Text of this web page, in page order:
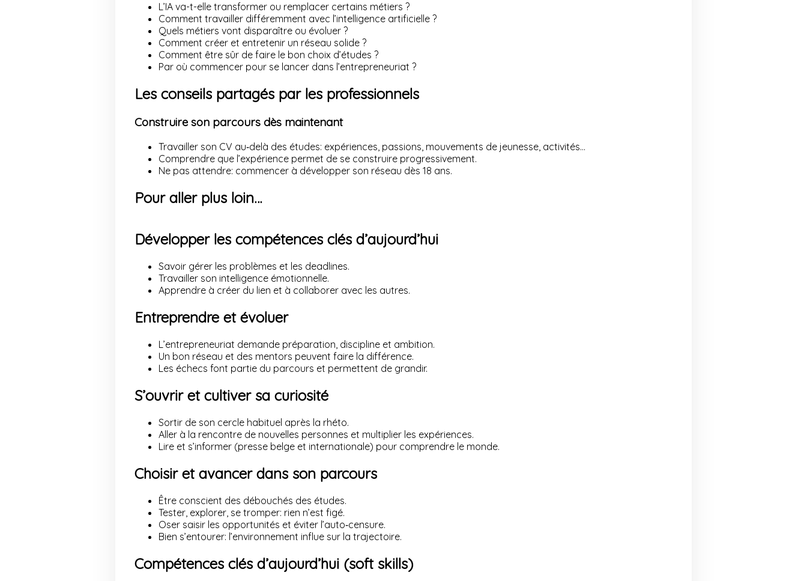
L’IA va-t-elle transformer ou remplacer certains métiers ?
Comment travailler différemment avec l’intelligence artificielle ?
Quels métiers vont disparaître ou évoluer ?
Comment créer et entretenir un réseau solide ?
Comment être sûr de faire le bon choix d’études ?
Par où commencer pour se lancer dans l’entrepreneuriat ?
Les conseils partagés par les professionnels
Construire son parcours dès maintenant
Travailler son CV au‑delà des études: expériences, passions, mouvements de jeunesse, activités…
Comprendre que l’expérience permet de se construire progressivement.
Ne pas attendre: commencer à développer son réseau dès 18 ans.
Pour aller plus loin…
Développer les compétences clés d’aujourd’hui
Savoir gérer les problèmes et les deadlines.
Travailler son intelligence émotionnelle.
Apprendre à créer du lien et à collaborer avec les autres.
Entreprendre et évoluer
L’entrepreneuriat demande préparation, discipline et ambition.
Un bon réseau et des mentors peuvent faire la différence.
Les échecs font partie du parcours et permettent de grandir.
S’ouvrir et cultiver sa curiosité
Sortir de son cercle habituel après la rhéto.
Aller à la rencontre de nouvelles personnes et multiplier les expériences.
Lire et s’informer (presse belge et internationale) pour comprendre le monde.
Choisir et avancer dans son parcours
Être conscient des débouchés des études.
Tester, explorer, se tromper: rien n’est figé.
Oser saisir les opportunités et éviter l’auto‑censure.
Bien s’entourer: l’environnement influe sur la trajectoire.
Compétences clés d’aujourd’hui (soft skills)